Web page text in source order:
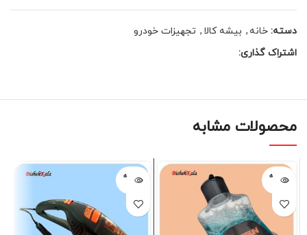
دسته: خانه , بیشه کالا , تجهیزات خودرو
اشتراک گذاری:
محصولات مشابه
فروخته
شده
فروخته
شده